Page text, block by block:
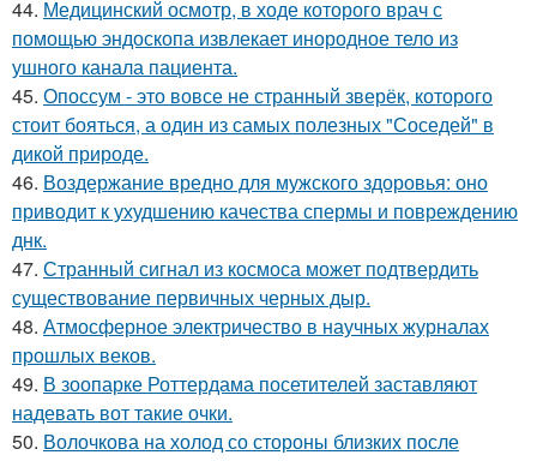
44. Медицинский осмотр, в ходе которого врач с
помощью эндоскопа извлекает инородное тело из
ушного канала пациента.
45. Опоссум - это вовсе не странный зверёк, которого
стоит бояться, а один из самых полезных "Соседей" в
дикой природе.
46. Воздержание вредно для мужского здоровья: оно
приводит к ухудшению качества спермы и повреждению
днк.
47. Странный сигнал из космоса может подтвердить
существование первичных черных дыр.
48. Атмосферное электричество в научных журналах
прошлых веков.
49. В зоопарке Роттердама посетителей заставляют
надевать вот такие очки.
50. Волочкова на холод со стороны близких после